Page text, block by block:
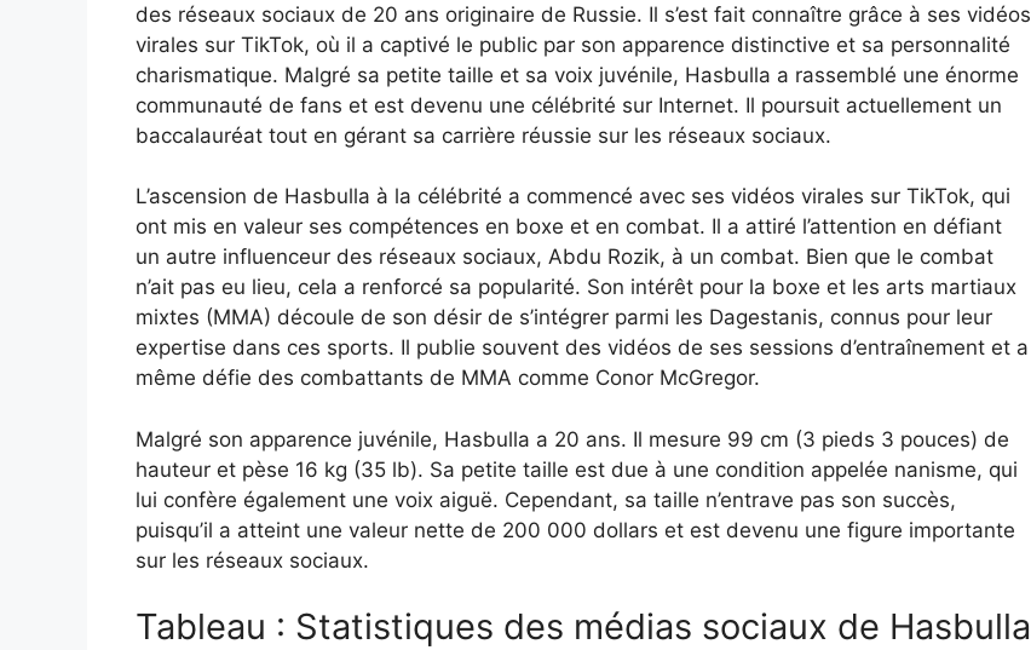
des réseaux sociaux de 20 ans originaire de Russie. Il s’est fait connaître grâce à ses vidéos
virales sur TikTok, où il a captivé le public par son apparence distinctive et sa personnalité
charismatique. Malgré sa petite taille et sa voix juvénile, Hasbulla a rassemblé une énorme
communauté de fans et est devenu une célébrité sur Internet. Il poursuit actuellement un
baccalauréat tout en gérant sa carrière réussie sur les réseaux sociaux.
L’ascension de Hasbulla à la célébrité a commencé avec ses vidéos virales sur TikTok, qui
ont mis en valeur ses compétences en boxe et en combat. Il a attiré l’attention en défiant
un autre influenceur des réseaux sociaux, Abdu Rozik, à un combat. Bien que le combat
n’ait pas eu lieu, cela a renforcé sa popularité. Son intérêt pour la boxe et les arts martiaux
mixtes (MMA) découle de son désir de s’intégrer parmi les Dagestanis, connus pour leur
expertise dans ces sports. Il publie souvent des vidéos de ses sessions d’entraînement et a
même défie des combattants de MMA comme Conor McGregor.
Malgré son apparence juvénile, Hasbulla a 20 ans. Il mesure 99 cm (3 pieds 3 pouces) de
hauteur et pèse 16 kg (35 lb). Sa petite taille est due à une condition appelée nanisme, qui
lui confère également une voix aiguë. Cependant, sa taille n’entrave pas son succès,
puisqu’il a atteint une valeur nette de 200 000 dollars et est devenu une figure importante
sur les réseaux sociaux.
Tableau : Statistiques des médias sociaux de Hasbulla